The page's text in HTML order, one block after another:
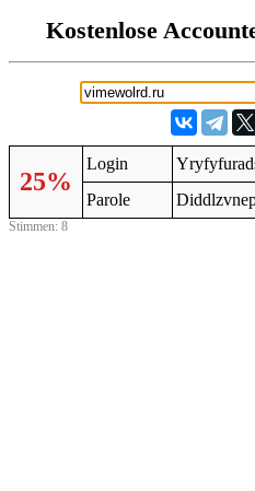
Kostenlose
25%
Login
Parole
Stimmen: 8